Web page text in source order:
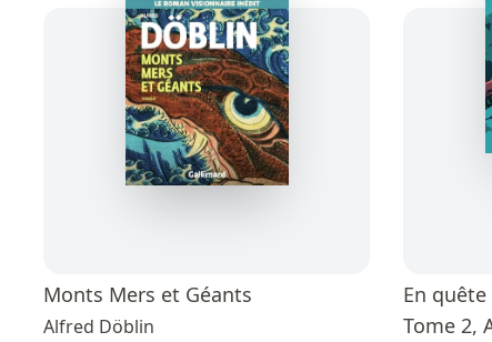
Monts Mers et Géants
Alfred Döblin
En
Tome 2,